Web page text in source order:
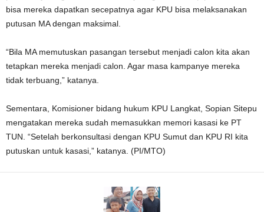
bisa mereka dapatkan secepatnya agar KPU bisa melaksanakan
putusan MA dengan maksimal.
“Bila MA memutuskan pasangan tersebut menjadi calon kita akan
tetapkan mereka menjadi calon. Agar masa kampanye mereka
tidak terbuang,” katanya.
Sementara, Komisioner bidang hukum KPU Langkat, Sopian Sitepu
mengatakan mereka sudah memasukkan memori kasasi ke PT
TUN. “Setelah berkonsultasi dengan KPU Sumut dan KPU RI kita
putuskan untuk kasasi,” katanya. (PI/MTO)